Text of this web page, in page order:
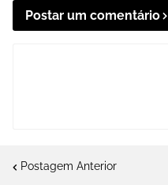
Postar um comentário
Postagem Anterior